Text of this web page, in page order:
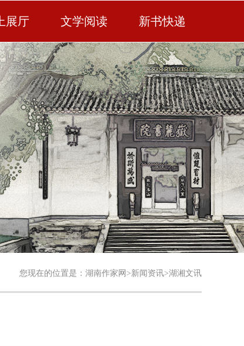
展厅 文学阅读 新书快递
您现在的位置是： 湖南作家网 >新闻资讯>湖湘文讯